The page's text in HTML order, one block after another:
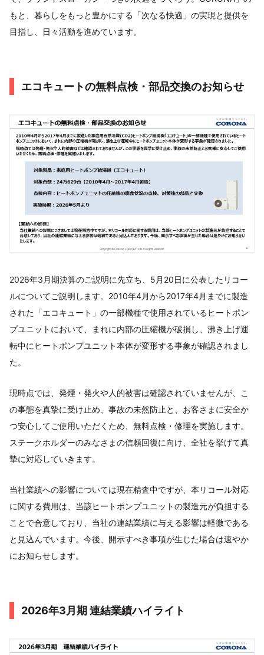
もと、暮らしをもっと豊かにする「次なる快適」の実現と提供を
目指し、日々活動を進めています。
エコキュートの無料点検・部品交換のお知らせ
2026年3月期決算のご説明に先立ち、5月20日に公表したリコー
ルについてご説明します。2010年4月から2017年4月までに製造
された「エコキュート」の一部機種で使用されているヒートポン
プユニットにおいて、まれに内部の圧縮機が破損し、沸き上げ運
転中にヒートポンプユニット本体が変形する事象が確認されまし
た。
現時点では、発煙・発火や人的被害は確認されていませんが、こ
の事態を真摯に受け止め、事故の未然防止と、お客さまに安全か
つ安心してご使用いただくため、無料点検・修理を実施します。
ステークホルダーのみなさまの信頼回復に向け、全社を挙げて真
摯に対応していきます。
当社業績への影響については現在精査中ですが、本リコール対応
に関する費用は、当該ヒートポンプユニットの製造元が負担する
ことで合意しており、当社の連結業績に与える影響は軽微である
と見込んでいます。今後、開示すべき事項が生じた場合は速やか
にお知らせします。
2026年3月期 連結業績ハイライト